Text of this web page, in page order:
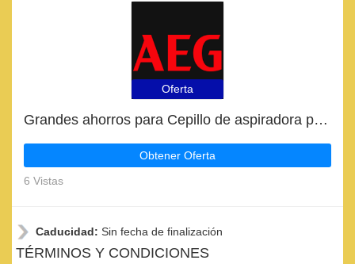
Oferta
Grandes ahorros para Cepillo de aspiradora para tubos de 32Mm este mes
Obtener Oferta
6 Vistas
Caducidad: Sin fecha de finalización
TÉRMINOS Y CONDICIONES